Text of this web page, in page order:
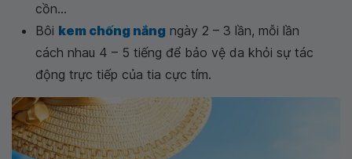
cồn...
Bôi kem chống nắng ngày 2 – 3 lần, mỗi lần
cách nhau 4 – 5 tiếng để bảo vệ da khỏi sự tác
động trực tiếp của tia cực tím.